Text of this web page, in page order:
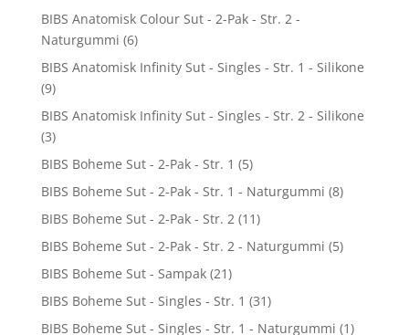
BIBS Anatomisk Colour Sut - 2-Pak - Str. 2 -
Naturgummi (6)
BIBS Anatomisk Infinity Sut - Singles - Str. 1 - Silikone
(9)
BIBS Anatomisk Infinity Sut - Singles - Str. 2 - Silikone
(3)
BIBS Boheme Sut - 2-Pak - Str. 1 (5)
BIBS Boheme Sut - 2-Pak - Str. 1 - Naturgummi (8)
BIBS Boheme Sut - 2-Pak - Str. 2 (11)
BIBS Boheme Sut - 2-Pak - Str. 2 - Naturgummi (5)
BIBS Boheme Sut - Sampak (21)
BIBS Boheme Sut - Singles - Str. 1 (31)
BIBS Boheme Sut - Singles - Str. 1 - Naturgummi (1)